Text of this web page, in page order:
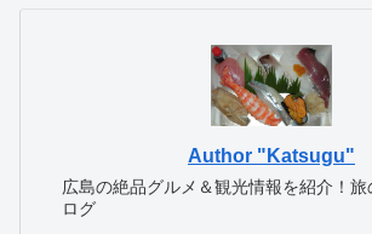
Author "Katsugu"
広島の絶品グルメ＆観光情報を紹介！
ログ